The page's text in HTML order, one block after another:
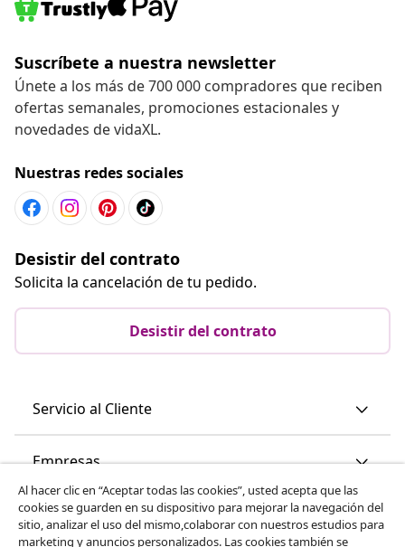
Suscríbete a nuestra newsletter
Únete a los más de 700 000 compradores que reciben
ofertas semanales, promociones estacionales y
novedades de vidaXL.
Nuestras redes sociales
Desistir del contrato
Solicita la cancelación de tu pedido.
Desistir del contrato
Servicio al Cliente
Empresas
vidaXL
Al hacer clic en “Aceptar todas las cookies”, usted acepta que las
cookies se guarden en su dispositivo para mejorar la navegación del
sitio, analizar el uso del mismo,colaborar con nuestros estudios para
marketing y anuncios personalizados. Las cookies también se